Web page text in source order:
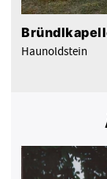
Haunoldstein